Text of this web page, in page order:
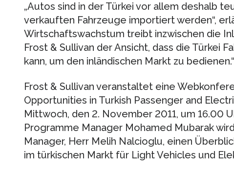
„Autos sind in der Türkei vor allem deshalb
verkauften Fahrzeuge importiert werden“,
Wirtschaftswachstum treibt inzwischen die
Frost & Sullivan der Ansicht, dass die Türkei
kann, um den inländischen Markt zu bedienen.“
Frost & Sullivan veranstaltet eine
Opportunities in Turkish Passenger and
Mittwoch, den 2. November 2011, um 16.00
Programme Manager Mohamed Mubarak
Manager, Herr Melih Nalcioglu, einen
im türkischen Markt für Light Vehicles und